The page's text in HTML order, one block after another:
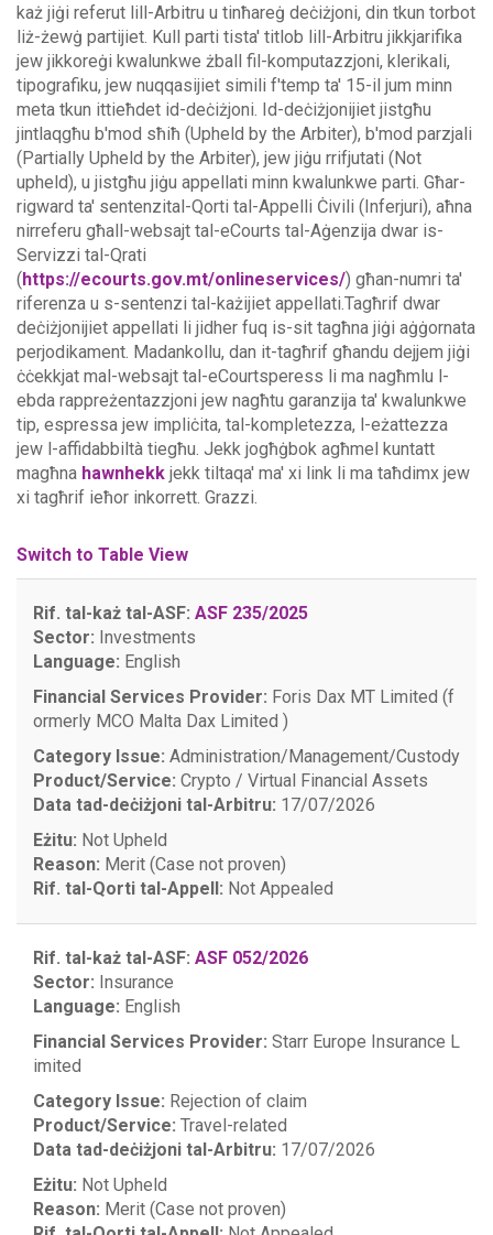
każ jiġi referut lill-Arbitru u tinħareġ deċiżjoni, din tkun torbot
liż-żewġ partijiet. Kull parti tista' titlob lill-Arbitru jikkjarifika
jew jikkoreġi kwalunkwe żball fil-komputazzjoni, klerikali,
tipografiku, jew nuqqasijiet simili f'temp ta' 15-il jum minn
meta tkun ittieħdet id-deċiżjoni. Id-deċiżjonijiet jistgħu
jintlaqgħu b'mod sħiħ (Upheld by the Arbiter), b'mod parzjali
(Partially Upheld by the Arbiter), jew jiġu rrifjutati (Not
upheld), u jistgħu jiġu appellati minn kwalunkwe parti. Għar-
rigward ta' sentenzital-Qorti tal-Appelli Ċivili (Inferjuri), aħna
nirreferu għall-websajt tal-eCourts tal-Aġenzija dwar is-
Servizzi tal-Qrati
(https://ecourts.gov.mt/onlineservices/) għan-numri ta'
riferenza u s-sentenzi tal-każijiet appellati.Tagħrif dwar
deċiżjonijiet appellati li jidher fuq is-sit tagħna jiġi aġġornata
perjodikament. Madankollu, dan it-tagħrif għandu dejjem jiġi
ċċekkjat mal-websajt tal-eCourtsperess li ma nagħmlu l-
ebda rappreżentazzjoni jew nagħtu garanzija ta' kwalunkwe
tip, espressa jew impliċita, tal-kompletezza, l-eżattezza
jew l-affidabbiltà tiegħu. Jekk jogħġbok agħmel kuntatt
magħna hawnhekk jekk tiltaqa' ma' xi link li ma taħdimx jew
xi tagħrif ieħor inkorrett. Grazzi.
Switch to Table View
Rif. tal-każ tal-ASF: ASF 235/2025
Sector: Investments
Language: English
Financial Services Provider: Foris Dax MT Limited (f
ormerly MCO Malta Dax Limited )
Category Issue: Administration/Management/Custody
Product/Service: Crypto / Virtual Financial Assets
Data tad-deċiżjoni tal-Arbitru: 17/07/2026
Eżitu: Not Upheld
Reason: Merit (Case not proven)
Rif. tal-Qorti tal-Appell: Not Appealed
Rif. tal-każ tal-ASF: ASF 052/2026
Sector: Insurance
Language: English
Financial Services Provider: Starr Europe Insurance L
imited
Category Issue: Rejection of claim
Product/Service: Travel-related
Data tad-deċiżjoni tal-Arbitru: 17/07/2026
Eżitu: Not Upheld
Reason: Merit (Case not proven)